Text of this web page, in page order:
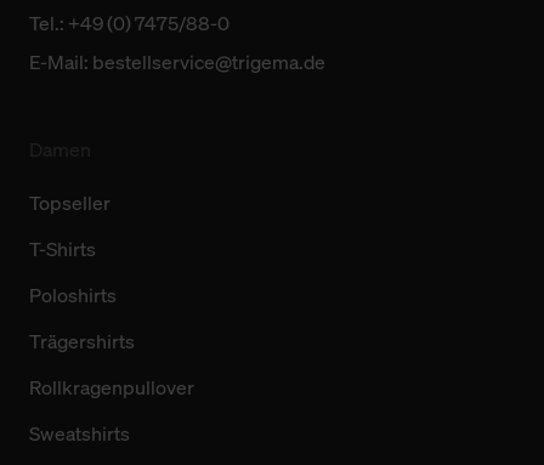
Tel.: +49 (0) 7475/88-0
E-Mail: bestellservice@trigema.de
Topseller
T-Shirts
Poloshirts
Trägershirts
Rollkragenpullover
Sweatshirts